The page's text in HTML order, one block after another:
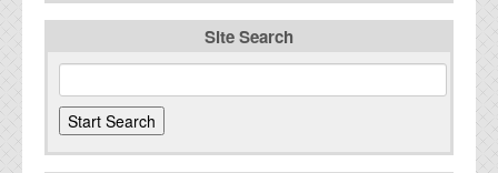
Site Search